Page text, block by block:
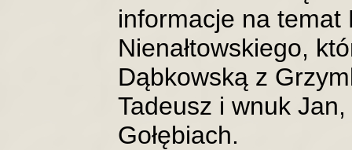
informacje na temat
Nienałtowskiego,
Dąbkowską z
Tadeusz i wnuk
Gołębiach.